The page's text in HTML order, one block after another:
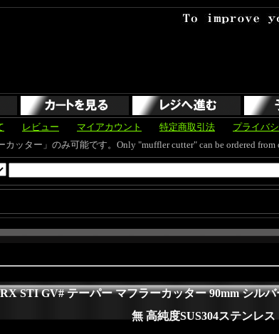
レビュー マイアカウント 特定商取引法 プライバ
ッター」のみ可能です。Only "muffler cutter" can be ordered from
STI GV# テーパー マフラーカッター 90mm シル
無 高純度SUS304ステンレス